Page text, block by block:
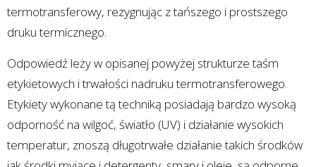
termotransferowy, rezygnując z tańszego i prostszego
druku termicznego.
Odpowiedź leży w opisanej powyżej strukturze taśm
etykietowych i trwałości nadruku termotransferowego.
Etykiety wykonane tą techniką posiadają bardzo wysoką
odporność na wilgoć, światło (UV) i działanie wysokich
temperatur, znoszą długotrwałe działanie takich środków